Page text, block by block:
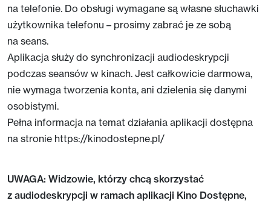
na telefonie. Do obsługi wymagane są własne słuchawki
użytkownika telefonu – prosimy zabrać je ze sobą
na seans.
Aplikacja służy do synchronizacji audiodeskrypcji
podczas seansów w kinach. Jest całkowicie darmowa,
nie wymaga tworzenia konta, ani dzielenia się danymi
osobistymi.
Pełna informacja na temat działania aplikacji dostępna
na stronie https://kinodostepne.pl/
UWAGA: Widzowie, którzy chcą skorzystać
z audiodeskrypcji w ramach aplikacji Kino Dostępne,